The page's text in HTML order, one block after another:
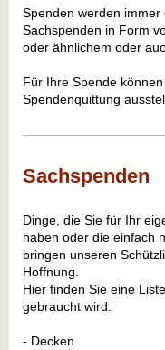
Spenden werden
Sachspenden in Form
oder ähnlichem oder
Für Ihre Spende
Spendenquittung
Sachspenden
Dinge, die Sie für Ihr
haben oder die einfach
bringen unseren
Hoffnung.
Hier finden Sie eine
gebraucht wird:
- Decken